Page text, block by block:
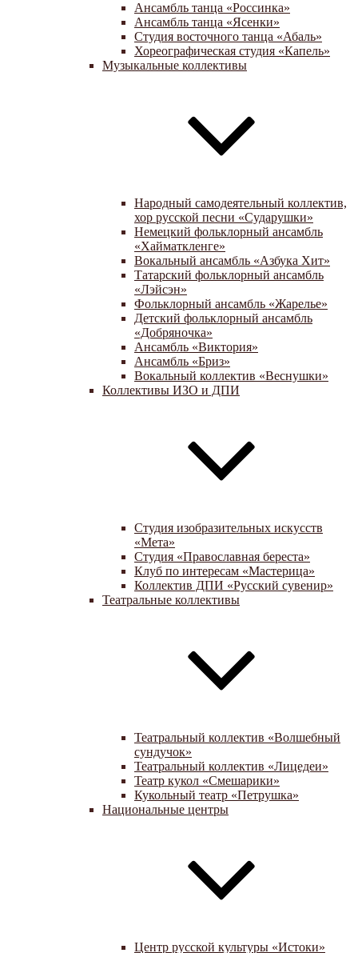
Ансамбль танца «Россинка»
Ансамбль танца «Ясенки»
Студия восточного танца «Абаль»
Хореографическая студия «Капель»
Музыкальные коллективы
Народный самодеятельный коллектив,
хор русской песни «Сударушки»
Немецкий фольклорный ансамбль
«Хайматкленге»
Вокальный ансамбль «Азбука Хит»
Татарский фольклорный ансамбль
«Лэйсэн»
Фольклорный ансамбль «Жарелье»
Детский фольклорный ансамбль
«Добряночка»
Ансамбль «Виктория»
Ансамбль «Бриз»
Вокальный коллектив «Веснушки»
Коллективы ИЗО и ДПИ
Студия изобразительных искусств
«Мета»
Студия «Православная береста»
Клуб по интересам «Мастерица»
Коллектив ДПИ «Русский сувенир»
Театральные коллективы
Театральный коллектив «Волшебный
сундучок»
Театральный коллектив «Лицедеи»
Театр кукол «Смешарики»
Кукольный театр «Петрушка»
Национальные центры
Центр русской культуры «Истоки»